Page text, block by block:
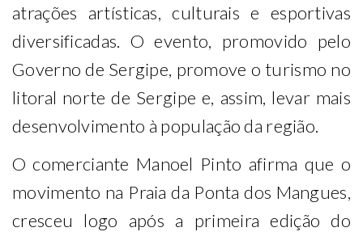
atrações artísticas, culturais e esportivas
diversificadas. O evento, promovido pelo
Governo de Sergipe, promove o turismo no
litoral norte de Sergipe e, assim, levar mais
desenvolvimento à população da região.
O comerciante Manoel Pinto afirma que o
movimento na Praia da Ponta dos Mangues,
cresceu logo após a primeira edição do